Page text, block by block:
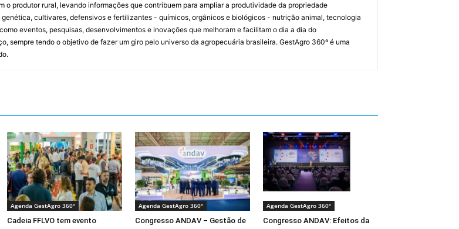
o produtor rural, levando informações que contribuem para ampliar a produtividade da propriedade
cultivares, defensivos e fertilizantes - químicos, orgânicos e biológicos - nutrição animal, tecnologia
eventos, pesquisas, desenvolvimentos e inovações que melhoram e facilitam o dia a dia do
sempre tendo o objetivo de fazer um giro pelo universo da agropecuária brasileira. GestAgro 360º é uma
Agenda GestAgro 360°
Cadeia FFLVO tem evento
Agenda GestAgro 360°
Congresso ANDAV – Gestão de
Agenda GestAgro 360°
Congresso ANDAV: Efeitos da